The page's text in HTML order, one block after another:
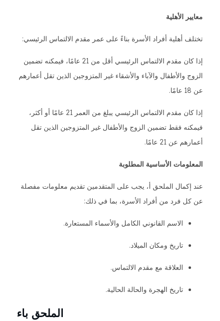
معايير الأهلية
تختلف أهلية أفراد الأسرة بناءً على عمر مقدم الالتماس الرئيسي:
إذا كان مقدم الالتماس الرئيسي أقل من 21 عامًا، فيمكنه تضمين
الزوج والأطفال والآباء والأشقاء غير المتزوجين الذين تقل أعمارهم
عن 18 عامًا.
إذا كان مقدم الالتماس الرئيسي يبلغ من العمر 21 عامًا أو أكثر،
فيمكنه فقط تضمين الزوج والأطفال غير المتزوجين الذين تقل
أعمارهم عن 21 عامًا.
المعلومات الأساسية المطلوبة
عند إكمال الملحق أ، يجب على المتقدمين تقديم معلومات مفصلة
عن كل فرد من أفراد الأسرة، بما في ذلك:
الاسم القانوني الكامل والأسماء المستعارة.
تاريخ ومكان الميلاد.
العلاقة مع مقدم الالتماس.
تاريخ الهجرة والحالة الحالية.
الملحق باء